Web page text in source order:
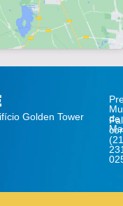
Golden Tower
de